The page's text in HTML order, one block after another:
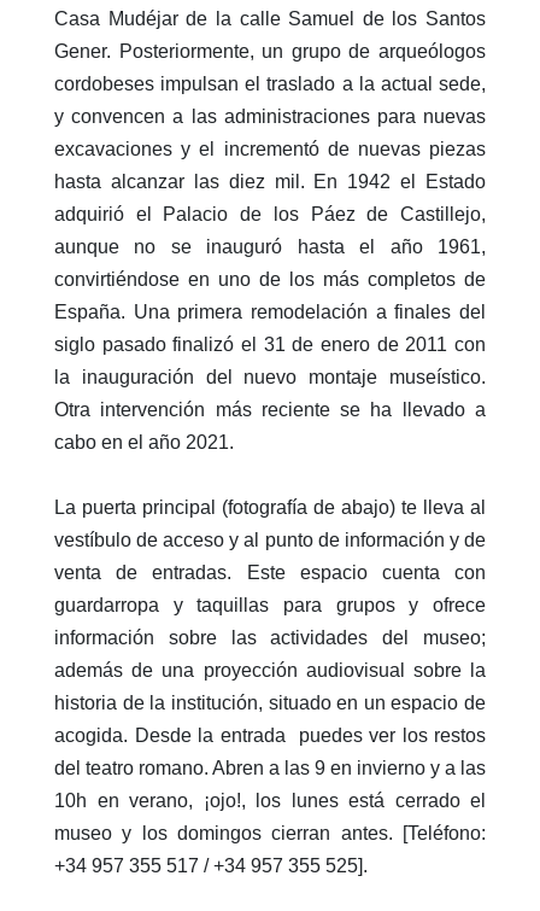
Casa Mudéjar de la calle Samuel de los Santos
Gener. Posteriormente, un grupo de arqueólogos
cordobeses impulsan el traslado a la actual sede,
y convencen a las administraciones para nuevas
excavaciones y el incrementó de nuevas piezas
hasta alcanzar las diez mil. En 1942 el Estado
adquirió el Palacio de los Páez de Castillejo,
aunque no se inauguró hasta el año 1961,
convirtiéndose en uno de los más completos de
España. Una primera remodelación a finales del
siglo pasado finalizó el 31 de enero de 2011 con
la inauguración del nuevo montaje museístico.
Otra intervención más reciente se ha llevado a
cabo en el año 2021.
La puerta principal (fotografía de abajo) te lleva al
vestíbulo de acceso y al punto de información y de
venta de entradas. Este espacio cuenta con
guardarropa y taquillas para grupos y ofrece
información sobre las actividades del museo;
además de una proyección audiovisual sobre la
historia de la institución, situado en un espacio de
acogida. Desde la entrada puedes ver los restos
del teatro romano. Abren a las 9 en invierno y a las
10h en verano, ¡ojo!, los lunes está cerrado el
museo y los domingos cierran antes. [Teléfono:
+34 957 355 517 / +34 957 355 525].